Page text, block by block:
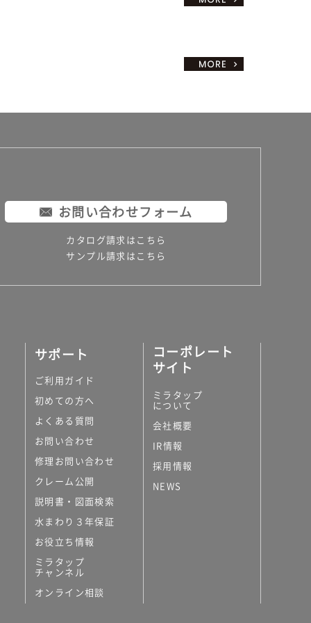
お問い合わせフォーム
カタログ請求はこちら
サンプル請求はこちら
サポート
ご利用ガイド
初めての方へ
よくある質問
お問い合わせ
修理お問い合わせ
クレーム公開
説明書・図面検索
水まわり３年保証
お役立ち情報
ミラタップ
チャンネル
オンライン相談
コーポレート
サイト
ミラタップ
について
会社概要
IR情報
採用情報
NEWS